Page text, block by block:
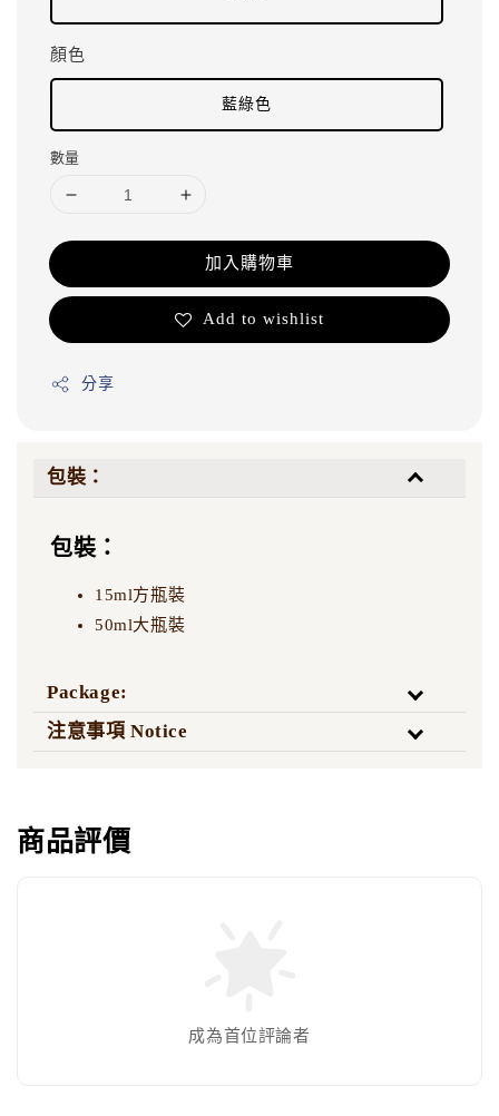
顏色
藍綠色
數量
加入購物車
Add to wishlist
分享
包裝：
包裝：
15ml方瓶裝
50ml大瓶裝
Package:
注意事項 Notice
商品評價
成為首位評論者